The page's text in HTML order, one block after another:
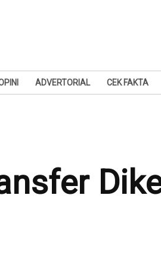
ADVERTORIAL CEK FAKTA